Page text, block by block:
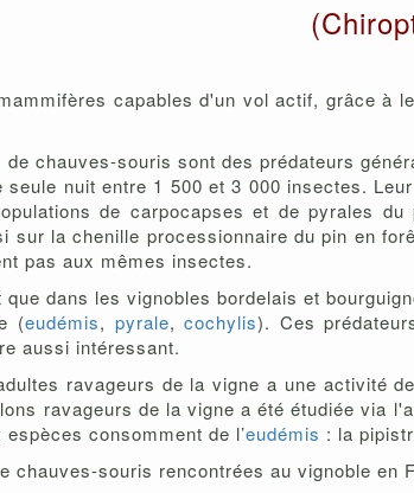
capables d'un vol actif, grâce à
de chauves-souris sont des prédateurs
seule nuit entre 1 500 et 3 000 insectes.
de carpocapses et de pyrales
sur la chenille processionnaire du pin en
pas aux mêmes insectes.
dans les vignobles bordelais et
(eudémis, pyrale,cochylis). Ces
aussi intéressant.
ravageurs de la vigne a une activité
ravageurs de la vigne a été étudiée via
consomment de l’eudémis : la
chauves-souris rencontrées au vignoble en